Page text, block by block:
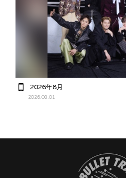
2026年8月
2026.08.01